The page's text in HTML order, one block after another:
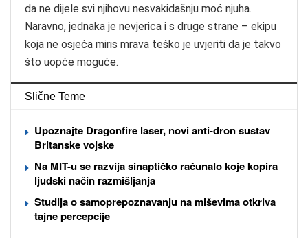
da ne dijele svi njihovu nesvakidašnju moć njuha.
Naravno, jednaka je nevjerica i s druge strane – ekipu
koja ne osjeća miris mrava teško je uvjeriti da je takvo
što uopće moguće.
Slične Teme
Upoznajte Dragonfire laser, novi anti-dron sustav
Britanske vojske
Na MIT-u se razvija sinaptičko računalo koje kopira
ljudski način razmišljanja
Studija o samoprepoznavanju na miševima otkriva
tajne percepcije